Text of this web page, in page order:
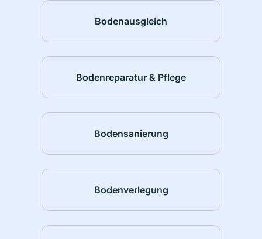
Bodenausgleich
Bodenreparatur & Pflege
Bodensanierung
Bodenverlegung